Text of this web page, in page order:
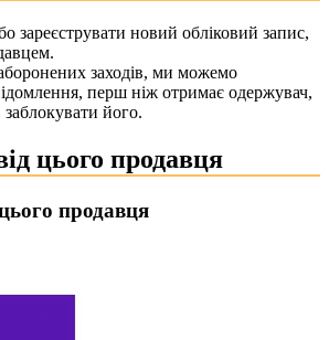
зареєструвати новий обліковий запис,
заходів, ми можемо
перш ніж отримає одержувач,
його.
цього продавця
продавця